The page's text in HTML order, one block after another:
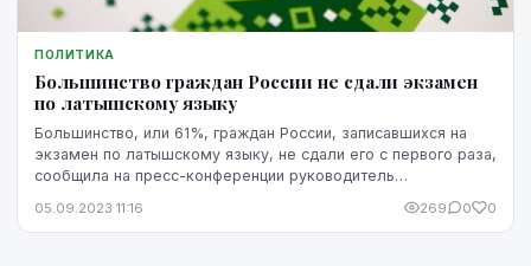
ПОЛИТИКА
Большинство граждан России не сдали экзамен
по латышскому языку
Большинство, или 61%, граждан России, записавшихся на
экзамен по латышскому языку, не сдали его с первого раза,
сообщила на пресс-конференции руководитель
05.09.2023 11:16 269 0 0